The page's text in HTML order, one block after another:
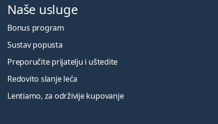
Naše usluge
Bonus program
Sustav popusta
Preporučite prijatelju i uštedite
Redovito slanje leća
Lentiamo, za održivije kupovanje